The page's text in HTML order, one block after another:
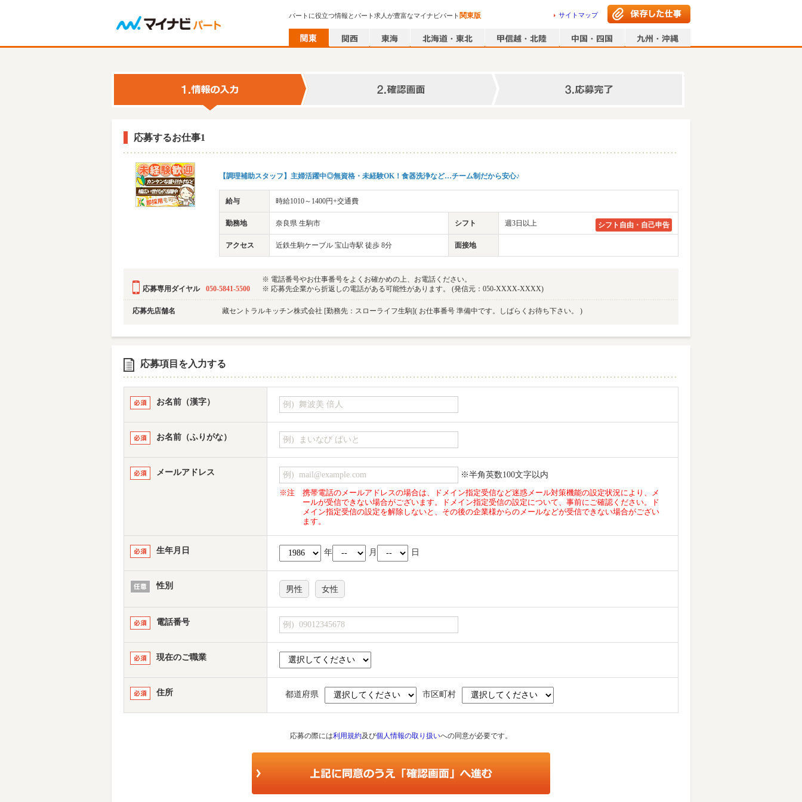
パートに役立つ情報とパート求人が豊富なマイナビパート 関東版 サイトマップ
応募するお仕事1
【調理補助スタッフ】主婦活躍中◎無資格・未経験OK！食器洗浄など…チーム制だから安心♪
給与 時給1010～1400円+交通費
勤務地 奈良県 生駒市 シフト 週3日以上 シフト自由・自己申告
アクセス 近鉄生駒ケーブル 宝山寺駅 徒歩 8分 面接地
応募専用ダイヤル 050-5841-5500
※ 電話番号やお仕事番号をよくお確かめの上、お電話ください。
※ 応募先企業から折返しの電話がある可能性があります。 (発信元：050-XXXX-XXXX)
応募先店舗名 藏セントラルキッチン株式会社 [勤務先：スローライフ生駒]( お仕事番号 準備中です。しばらくお待ち下さい。 )
応募項目を入力する
お名前（漢字）
お名前（ふりがな）
メールアドレス
※半角英数100文字以内
※注
携帯電話のメールアドレスの場合は、ドメイン指定受信など迷惑メール対策機能の設定状況により、メ
ールが受信できない場合がございます。ドメイン指定受信の設定について、事前にご確認ください。ド
メイン指定受信の設定を解除しないと、その後の企業様からのメールなどが受信できない場合がござい
ます。
生年月日 年 月 日
性別 男性 女性
電話番号
現在のご職業
住所 都道府県 市区町村
応募の際には利用規約及び個人情報の取り扱いへの同意が必要です。